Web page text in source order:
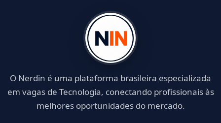
O Nerdin é uma plataforma brasileira especializada
em vagas de Tecnologia, conectando profissionais às
melhores oportunidades do mercado.